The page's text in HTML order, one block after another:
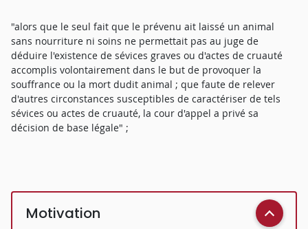
"alors que le seul fait que le prévenu ait laissé un animal
sans nourriture ni soins ne permettait pas au juge de
déduire l'existence de sévices graves ou d'actes de cruauté
accomplis volontairement dans le but de provoquer la
souffrance ou la mort dudit animal ; que faute de relever
d'autres circonstances susceptibles de caractériser de tels
sévices ou actes de cruauté, la cour d'appel a privé sa
décision de base légale" ;
Motivation